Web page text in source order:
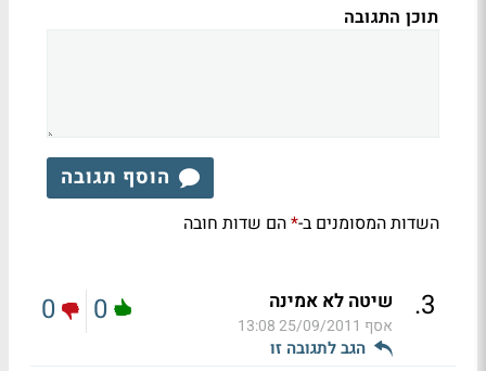
תוכן התגובה
הוסף תגובה
השדות המסומנים ב-*הם שדות חובה
3
. שיטה לא אמינה
אסף 25/09/2011 13:08
הגב לתגובה זו
0
0